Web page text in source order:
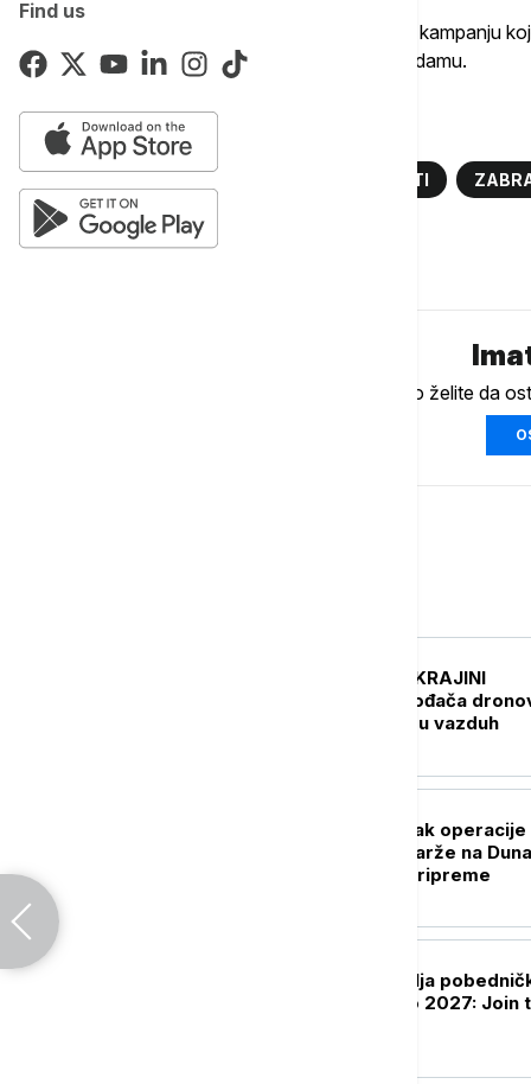
Find us
Lokalne vlasti su u martu pokrenule onlajn kampanju
od održavanja momačkih večeri u Amsterdamu.
Više o...
TURISTI
Ukoliko želite da
Automobil proizvođača
"Vampira" dignut u vazduh
U Rumuniji nastavak operacije
potapanja četiri barže na
vrše se završne pripreme
Austrija predstavlja
projekat za Ekspo 2027: Join